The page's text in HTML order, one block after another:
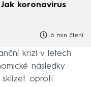
koronavirus
6 min čtení
krizí v letech
následky
sklízet oproti